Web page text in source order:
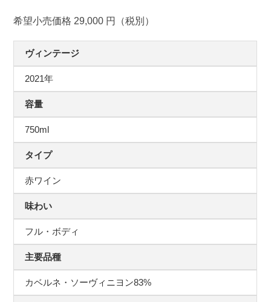
希望小売価格 29,000 円（税別）
ヴィンテージ
2021年
容量
750ml
タイプ
赤ワイン
味わい
フル・ボディ
主要品種
カベルネ・ソーヴィニヨン83%